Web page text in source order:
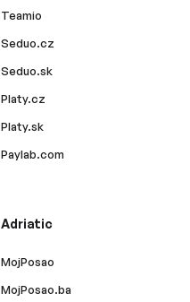
Teamio
Seduo.cz
Seduo.sk
Platy.cz
Platy.sk
Paylab.com
Adriatic
MojPosao
MojPosao.ba